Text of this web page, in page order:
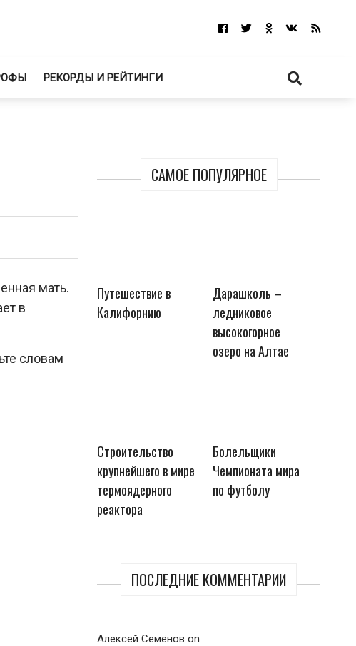
РЕКОРДЫ И РЕЙТИНГИ
САМОЕ ПОПУЛЯРНОЕ
Путешествие в
Калифорнию
Дарашколь –
ледниковое
высокогорное
озеро на Алтае
Строительство
крупнейшего в мире
термоядерного
реактора
Болельщики
Чемпионата мира
по футболу
ПОСЛЕДНИЕ КОММЕНТАРИИ
Алексей Семёнов on
мать.
в
словам